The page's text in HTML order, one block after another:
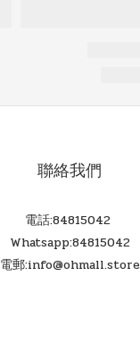
聯絡我們
電話:84815042
Whatsapp:84815042
電郵:info@ohmall.store